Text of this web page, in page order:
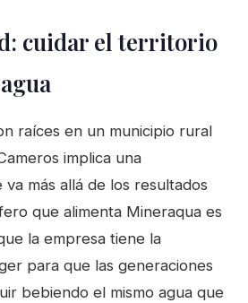
cuidar el territorio
raíces en un municipio rural
implica una
más allá de los resultados
que alimenta Mineraqua es
la empresa tiene la
para que las generaciones
bebiendo el mismo agua que